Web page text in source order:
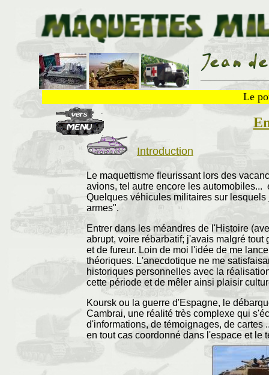
Le
Introduction
Le maquettisme fleurissant lors des
avions, tel autre encore les
Quelques véhicules militaires sur
armes".
Entrer dans les méandres de l'Histoire
abrupt, voire rébarbatif; j'avais malgré
et de fureur. Loin de moi l'idée de me
théoriques. L'anecdotique ne me
historiques personnelles avec la
cette période et de mêler ainsi plaisir
Koursk ou la guerre d'Espagne, le
Cambrai, une réalité très complexe qui
d'informations, de témoignages, de
en tout cas coordonné dans l'espace et le